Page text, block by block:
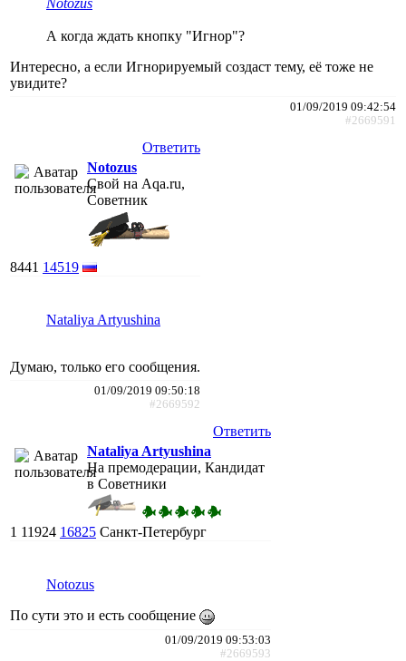
А когда ждать кнопку "Игнор"?
Интересно, а если Игнорируемый создаст тему, её тоже не
увидите?
01/09/2019 09:42:54
#2669591
Ответить
Notozus
Свой на Aqa.ru,
Советник
8441 14519
Nataliya Artyushina
Думаю, только его сообщения.
01/09/2019 09:50:18
#2669592
Ответить
Nataliya Artyushina
На премодерации, Кандидат
в Советники
1 11924 16825 Санкт-Петербург
Notozus
По сути это и есть сообщение
01/09/2019 09:53:03
#2669593